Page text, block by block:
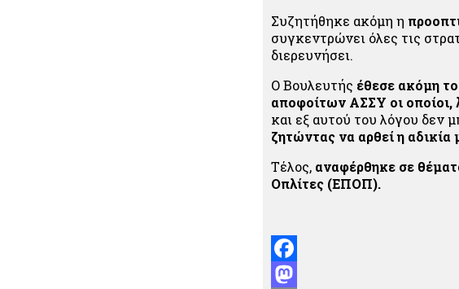
Συζητήθηκε ακόμη η
συγκεντρώνει όλες τις
διερευνήσει.
Ο Βουλευτής έθεσε ακόμη
αποφοίτων ΑΣΣΥ οι οποίοι,
και εξ αυτού του λόγου δεν
ζητώντας να αρθεί η
Τέλος, αναφέρθηκε σε
Οπλίτες (ΕΠΟΠ).
Facebook